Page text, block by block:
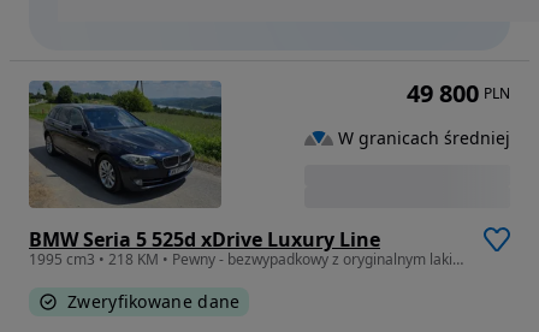
BMW Seria 5 525d xDrive Luxury Line
1995 cm3 • 218 KM • Pewny - bezwypadkowy z oryginalnym lakierem 193 tys km przebiegu
Zweryfikowane dane
49 800 PLN
W granicach średniej